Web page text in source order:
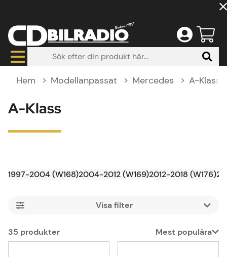
Hem Modellanpassat Mercedes A-Klass
A-Klass
1997-2004 (W168)2004-2012 (W169)2012-2018 (W176)
Filtrera
35 produkter
Mest populära